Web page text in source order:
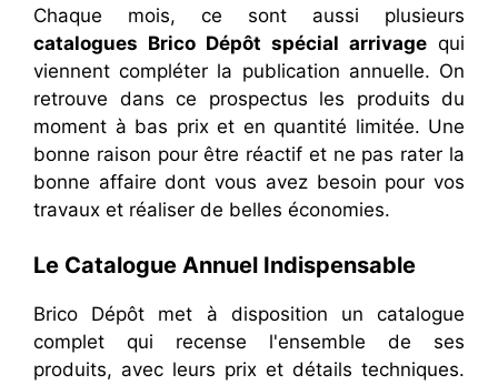
Chaque mois, ce sont aussi plusieurs
catalogues Brico Dépôt spécial arrivage qui
viennent compléter la publication annuelle. On
retrouve dans ce prospectus les produits du
moment à bas prix et en quantité limitée. Une
bonne raison pour être réactif et ne pas rater la
bonne affaire dont vous avez besoin pour vos
travaux et réaliser de belles économies.
Le Catalogue Annuel Indispensable
Brico Dépôt met à disposition un catalogue
complet qui recense l'ensemble de ses
produits, avec leurs prix et détails techniques.